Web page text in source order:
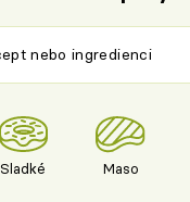
Sladké Maso